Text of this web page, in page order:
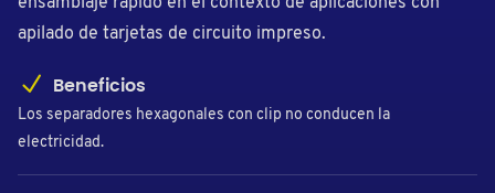
apilado de tarjetas de circuito impreso.
Beneficios
Los separadores hexagonales con clip no conducen la
electricidad.